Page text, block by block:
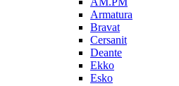
Armatura
Bravat
Cersanit
Deante
Ekko
Esko